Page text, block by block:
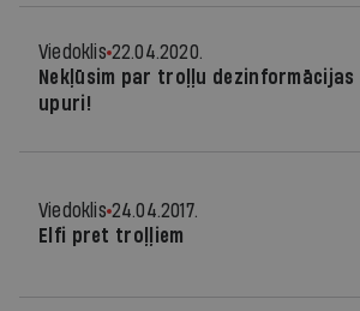
Viedoklis 22.04.2020.
Nekļūsim par troļļu dezinformācijas
upuri!
Viedoklis 24.04.2017.
Elfi pret troļļiem